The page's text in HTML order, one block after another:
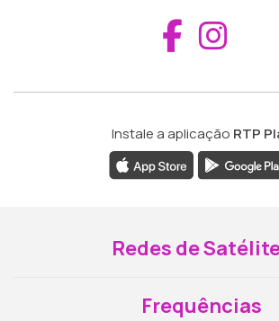
Instale a aplicação RTP
Redes de
Frequências